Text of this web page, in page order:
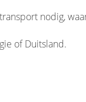
nodig,
of Duitsland.